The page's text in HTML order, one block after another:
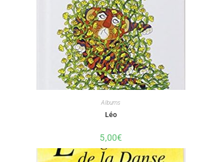
Albums
Léo
5,00€